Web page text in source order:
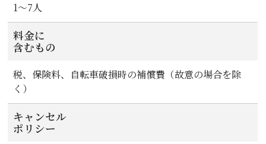
1～7人
料金に
含むもの
税、保険料、自転車破損時の補償費（故意の場合を除
く）
キャンセル
ポリシー